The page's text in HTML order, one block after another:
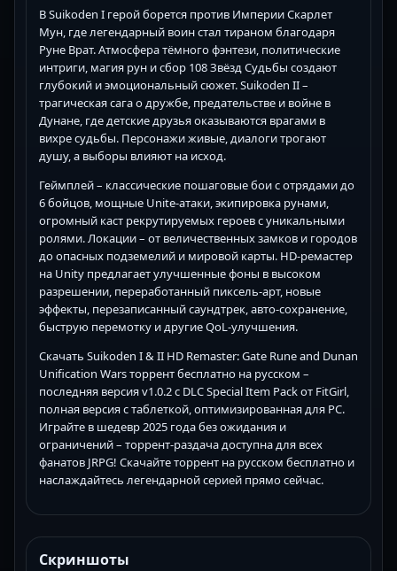
В Suikoden I герой борется против Империи Скарлет
Мун, где легендарный воин стал тираном благодаря
Руне Врат. Атмосфера тёмного фэнтези, политические
интриги, магия рун и сбор 108 Звёзд Судьбы создают
глубокий и эмоциональный сюжет. Suikoden II –
трагическая сага о дружбе, предательстве и войне в
Дунане, где детские друзья оказываются врагами в
вихре судьбы. Персонажи живые, диалоги трогают
душу, а выборы влияют на исход.
Геймплей – классические пошаговые бои с отрядами до
6 бойцов, мощные Unite-атаки, экипировка рунами,
огромный каст рекрутируемых героев с уникальными
ролями. Локации – от величественных замков и городов
до опасных подземелий и мировой карты. HD-ремастер
на Unity предлагает улучшенные фоны в высоком
разрешении, переработанный пиксель-арт, новые
эффекты, перезаписанный саундтрек, авто-сохранение,
быструю перемотку и другие QoL-улучшения.
Скачать Suikoden I & II HD Remaster: Gate Rune and Dunan
Unification Wars торрент бесплатно на русском –
последняя версия v1.0.2 с DLC Special Item Pack от FitGirl,
полная версия с таблеткой, оптимизированная для PC.
Играйте в шедевр 2025 года без ожидания и
ограничений – торрент-раздача доступна для всех
фанатов JRPG! Скачайте торрент на русском бесплатно и
наслаждайтесь легендарной серией прямо сейчас.
Скриншоты